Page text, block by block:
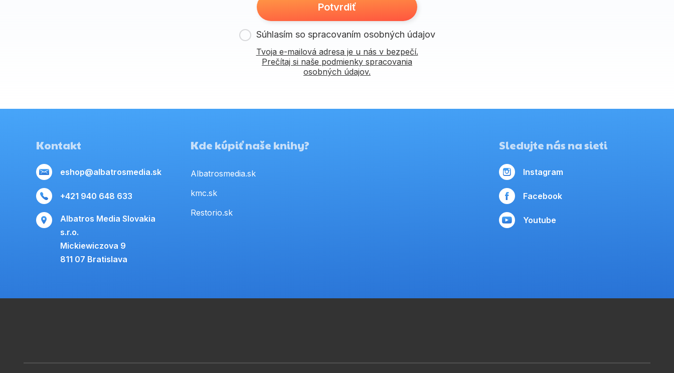
Potvrdiť
Súhlasím so spracovaním osobných údajov
Tvoja e-mailová adresa je u nás v bezpečí.
Prečítaj si naše podmienky spracovania
osobných údajov.
Kontakt
eshop@albatrosmedia.sk
+421 940 648 633
Albatros Media Slovakia
s.r.o.
Mickiewiczova 9
811 07 Bratislava
Kde kúpiť naše knihy?
Albatrosmedia.sk
kmc.sk
Restorio.sk
Sledujte nás na sieti
Instagram
Facebook
Youtube